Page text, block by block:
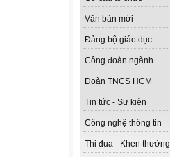
Văn bản mới
Đảng bộ giáo dục
Công đoàn ngành
Đoàn TNCS HCM
Tin tức - Sự kiện
Công nghệ thông tin
Thi đua - Khen thưởng